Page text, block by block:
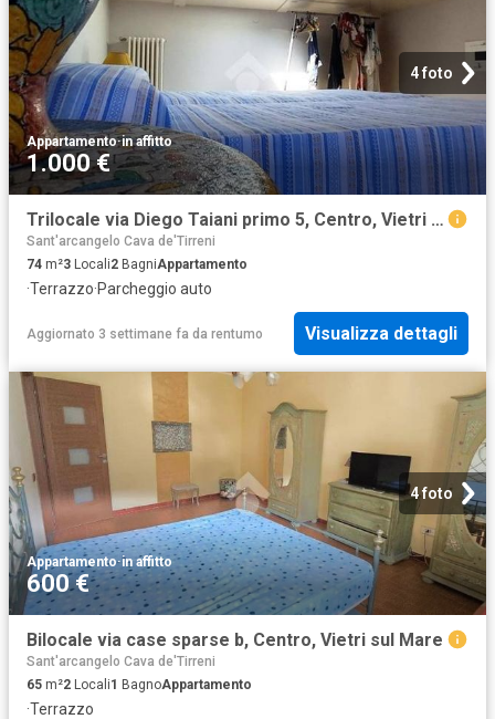
4 foto
Appartamento·in affitto
1.000 €
Trilocale via Diego Taiani primo 5, Centro, Vietri sul Mare
Sant'arcangelo Cava de'Tirreni
74 m²3 Locali2 BagniAppartamento
·Terrazzo·Parcheggio auto
Aggiornato 3 settimane fa da rentumo Visualizza dettagli
4 foto
Appartamento·in affitto
600 €
Bilocale via case sparse b, Centro, Vietri sul Mare
Sant'arcangelo Cava de'Tirreni
65 m²2 Locali1 BagnoAppartamento
·Terrazzo